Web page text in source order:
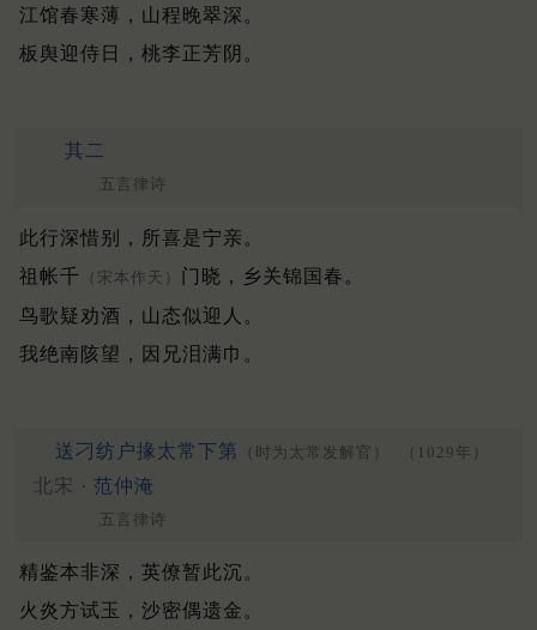
江馆春寒薄，山程晚翠深。
板舆迎侍日，桃李正芳阴。
其二
五言律诗
此行深惜别，所喜是宁亲。
祖帐千 （宋本作天） 门晓，乡关锦国春。
鸟歌疑劝酒，山态似迎人。
我绝南陔望，因兄泪满巾。
送刁纺户掾太常下第 （时为太常发解官） （1029年）
北宋 · 范仲淹
五言律诗
精鉴本非深，英僚暂此沉。
火炎方试玉，沙密偶遗金。